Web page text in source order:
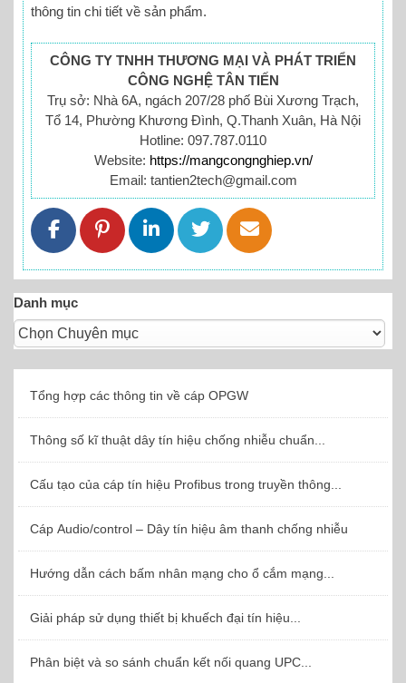
thông tin chi tiết về sản phẩm.
CÔNG TY TNHH THƯƠNG MẠI VÀ PHÁT TRIỂN
CÔNG NGHỆ TÂN TIẾN
Trụ sở: Nhà 6A, ngách 207/28 phố Bùi Xương Trạch,
Tổ 14, Phường Khương Đình, Q.Thanh Xuân, Hà Nội
Hotline: 097.787.0110
Website: https://mangcongnghiep.vn/
Email: tantien2tech@gmail.com
Danh mục
Tổng hợp các thông tin về cáp OPGW
Thông số kĩ thuật dây tín hiệu chống nhiễu chuẩn...
Cấu tạo của cáp tín hiệu Profibus trong truyền thông...
Cáp Audio/control – Dây tín hiệu âm thanh chống nhiễu
Hướng dẫn cách bấm nhân mạng cho ổ cắm mạng...
Giải pháp sử dụng thiết bị khuếch đại tín hiệu...
Phân biệt và so sánh chuẩn kết nối quang UPC...